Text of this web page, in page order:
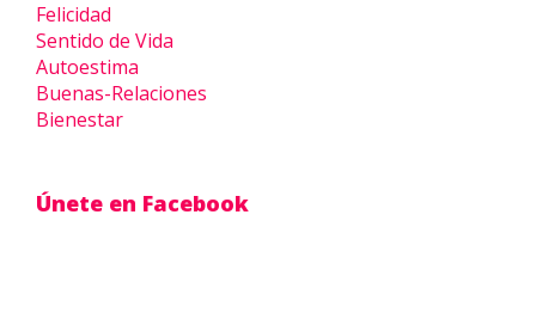
Felicidad
Sentido de Vida
Autoestima
Buenas-Relaciones
Bienestar
Únete en Facebook